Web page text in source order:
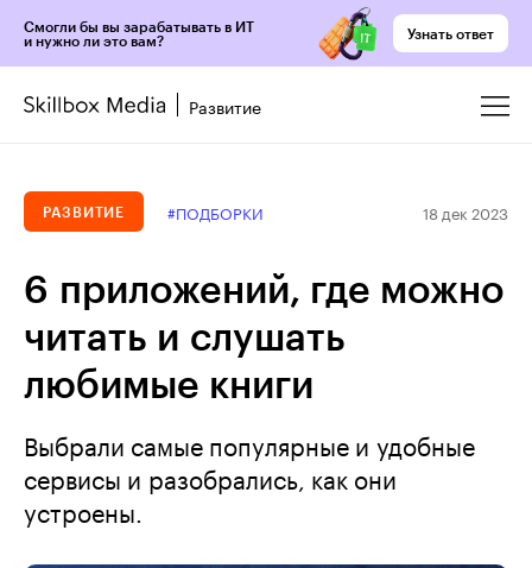
Смогли бы вы зарабатывать в ИТ
и нужно ли это вам?
Узнать ответ
Развитие
РАЗВИТИЕ #ПОДБОРКИ 18 дек 2023
6 приложений, где можно
читать и слушать
любимые книги
Выбрали самые популярные и удобные
сервисы и разобрались, как они
устроены.